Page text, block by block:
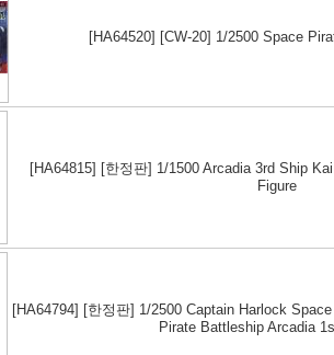
[HA64520] [CW-20] 1/2500 Space
[HA64815] [한정판] 1/1500 Arcadia 3rd Ship
Figure
[HA64794] [한정판] 1/2500 Captain Harlock
Pirate Battleship Arcadia